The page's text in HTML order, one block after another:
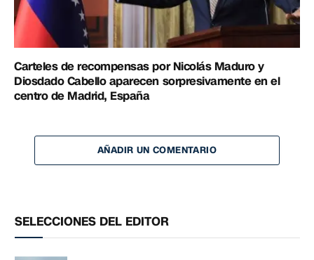
Carteles de recompensas por Nicolás Maduro y
Diosdado Cabello aparecen sorpresivamente en el
centro de Madrid, España
AÑADIR UN COMENTARIO
SELECCIONES DEL EDITOR